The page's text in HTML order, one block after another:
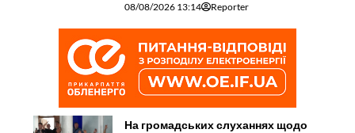
08/08/2026 13:14 Reporter
На громадських слуханнях щодо